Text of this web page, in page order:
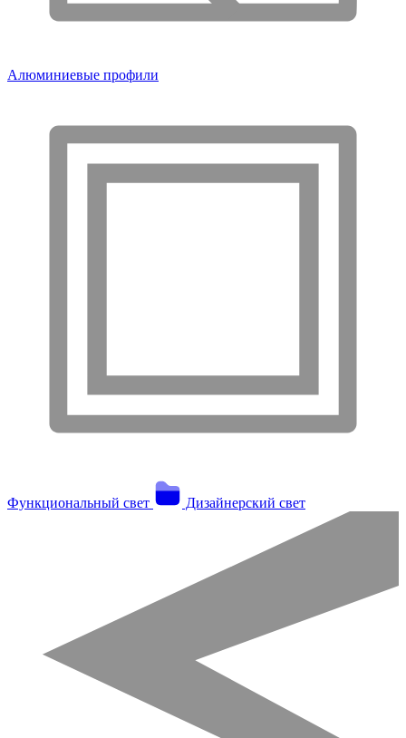
Алюминиевые профили
Функциональный свет Дизайнерский свет